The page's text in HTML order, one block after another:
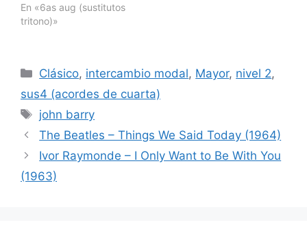
En «6as aug (sustitutos
tritono)»
Categorías
Clásico, intercambio modal, Mayor, nivel 2,
sus4 (acordes de cuarta)
Etiquetas
john barry
The Beatles – Things We Said Today (1964)
Ivor Raymonde – I Only Want to Be With You
(1963)